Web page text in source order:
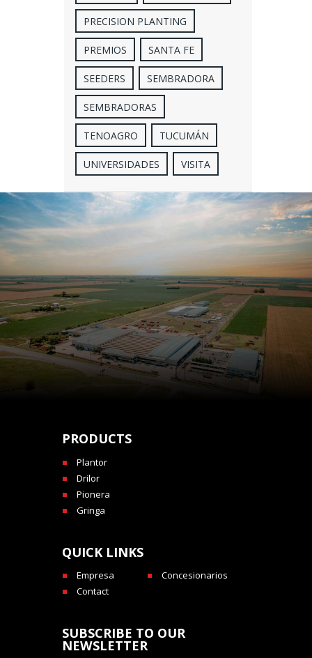
PRECISION PLANTING
PREMIOS SANTA FE
SEEDERS SEMBRADORA
SEMBRADORAS
TENOAGRO TUCUMÁN
UNIVERSIDADES VISITA
PRODUCTS
Plantor
Drilor
Pionera
Gringa
QUICK LINKS
Empresa
Concesionarios
Contact
SUBSCRIBE TO OUR
NEWSLETTER